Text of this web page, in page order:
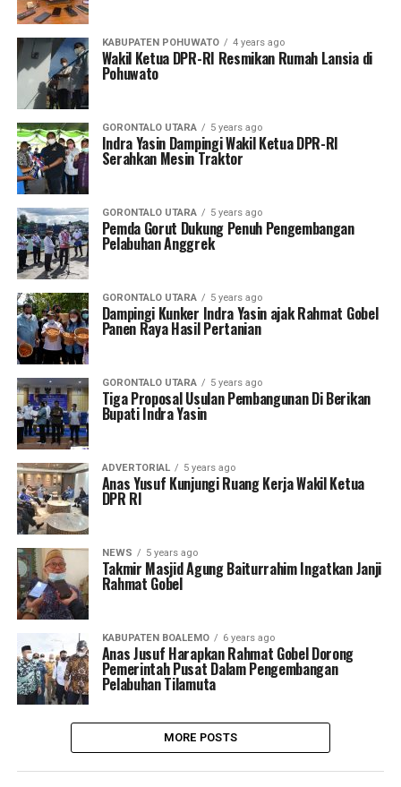
KABUPATEN POHUWATO 4 years ago
Wakil Ketua DPR-RI Resmikan Rumah Lansia di
Pohuwato
GORONTALO UTARA 5 years ago
Indra Yasin Dampingi Wakil Ketua DPR-RI
Serahkan Mesin Traktor
GORONTALO UTARA 5 years ago
Pemda Gorut Dukung Penuh Pengembangan
Pelabuhan Anggrek
GORONTALO UTARA 5 years ago
Dampingi Kunker Indra Yasin ajak Rahmat Gobel
Panen Raya Hasil Pertanian
GORONTALO UTARA 5 years ago
Tiga Proposal Usulan Pembangunan Di Berikan
Bupati Indra Yasin
ADVERTORIAL 5 years ago
Anas Yusuf Kunjungi Ruang Kerja Wakil Ketua
DPR RI
NEWS 5 years ago
Takmir Masjid Agung Baiturrahim Ingatkan Janji
Rahmat Gobel
KABUPATEN BOALEMO 6 years ago
Anas Jusuf Harapkan Rahmat Gobel Dorong
Pemerintah Pusat Dalam Pengembangan
Pelabuhan Tilamuta
MORE POSTS